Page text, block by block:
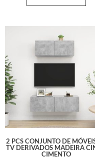
2 PCS CONJUNTO DE
TV DERIVADOS MADEIRA
CIMENTO